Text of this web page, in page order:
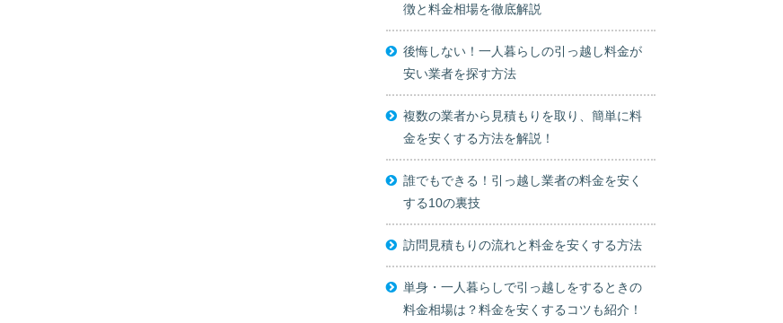
徴と料金相場を徹底解説
後悔しない！一人暮らしの引っ越し料金が
安い業者を探す方法
複数の業者から見積もりを取り、簡単に料
金を安くする方法を解説！
誰でもできる！引っ越し業者の料金を安く
する10の裏技
訪問見積もりの流れと料金を安くする方法
単身・一人暮らしで引っ越しをするときの
料金相場は？料金を安くするコツも紹介！